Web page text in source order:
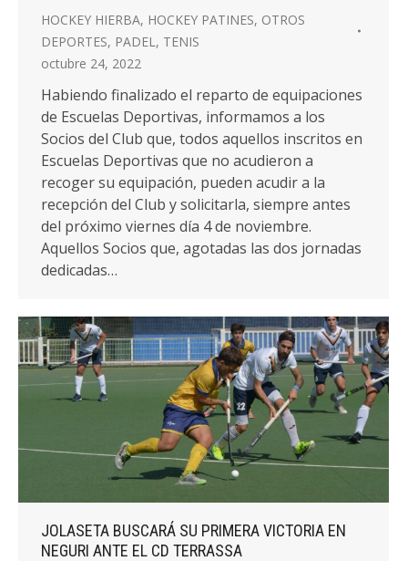
HOCKEY HIERBA, HOCKEY PATINES, OTROS
DEPORTES, PADEL , TENIS
octubre 24, 2022
Habiendo finalizado el reparto de equipaciones
de Escuelas Deportivas, informamos a los
Socios del Club que, todos aquellos inscritos en
Escuelas Deportivas que no acudieron a
recoger su equipación, pueden acudir a la
recepción del Club y solicitarla, siempre antes
del próximo viernes día 4 de noviembre.
Aquellos Socios que, agotadas las dos jornadas
dedicadas…
JOLASETA BUSCARÁ SU PRIMERA VICTORIA EN
NEGURI ANTE EL CD TERRASSA